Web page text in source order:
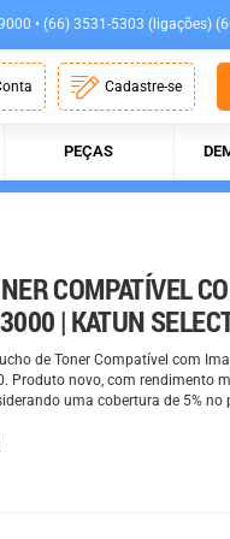
• (66) 3531-5303 (ligações)
Cadastre-se
PEÇAS
COMPATÍVEL
| KATUN
de Toner Compatível com
Produto novo, com rendimento
uma cobertura de 5% no